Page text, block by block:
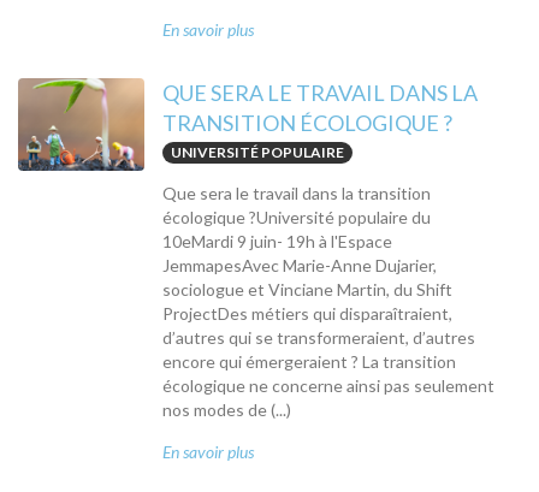
En savoir plus
QUE SERA LE TRAVAIL DANS LA
TRANSITION ÉCOLOGIQUE ?
UNIVERSITÉ POPULAIRE
Que sera le travail dans la transition
écologique ?Université populaire du
10eMardi 9 juin- 19h à l'Espace
JemmapesAvec Marie-Anne Dujarier,
sociologue et Vinciane Martin, du Shift
ProjectDes métiers qui disparaîtraient,
d’autres qui se transformeraient, d’autres
encore qui émergeraient ? La transition
écologique ne concerne ainsi pas seulement
nos modes de (...)
En savoir plus